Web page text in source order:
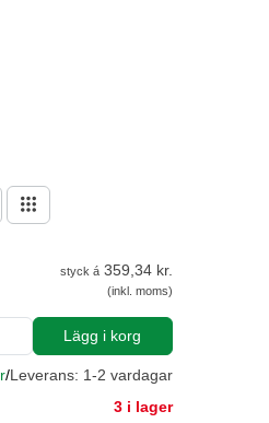
styck á 359,34 kr.
(inkl. moms)
Lägg i korg
/Leverans: 1-2 vardagar
3 i lager